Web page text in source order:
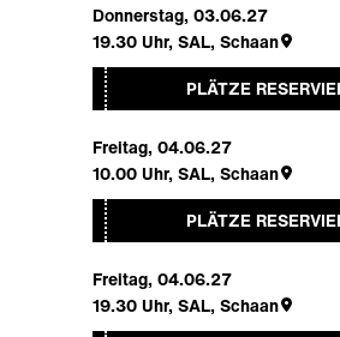
Donnerstag, 03.06.27
19.30 Uhr,SAL, Schaan
PLÄTZE
Freitag, 04.06.27
10.00 Uhr,SAL, Schaan
PLÄTZE
Freitag, 04.06.27
19.30 Uhr,SAL, Schaan